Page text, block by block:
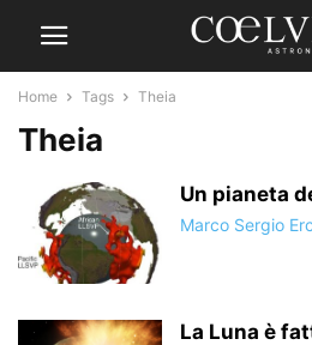
Home Tags Theia
Theia
Un pianeta
Marco Sergio
La Luna è